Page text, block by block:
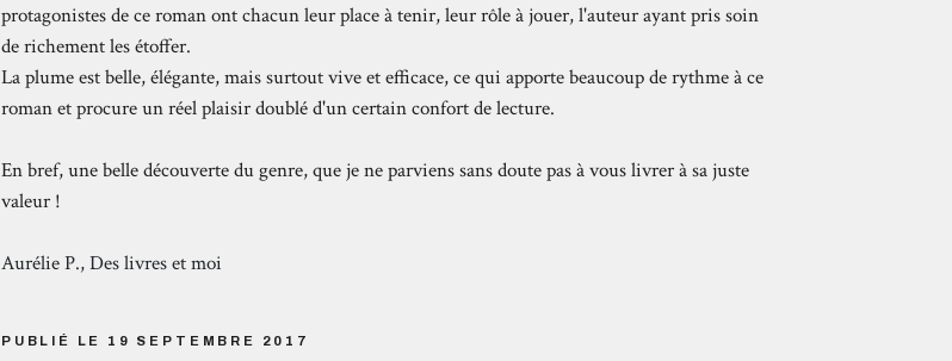
protagonistes de ce roman ont chacun leur place à tenir, leur rôle à jouer, l'auteur ayant pris soin
de richement les étoffer.
La plume est belle, élégante, mais surtout vive et efficace, ce qui apporte beaucoup de rythme à ce
roman et procure un réel plaisir doublé d'un certain confort de lecture.
En bref, une belle découverte du genre, que je ne parviens sans doute pas à vous livrer à sa juste
valeur !
Aurélie P., Des livres et moi
PUBLIÉ LE 19 SEPTEMBRE 2017